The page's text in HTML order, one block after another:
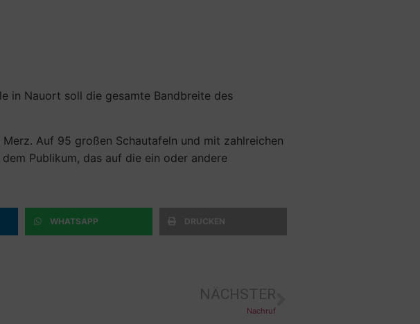
in Nauort soll die gesamte Bandbreite des
Auf 95 großen Schautafeln und mit zahlreichen
Publikum, das auf die ein oder andere
WHATSAPP DRUCKEN
NÄCHSTER
Nachruf